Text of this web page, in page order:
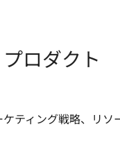
ロダクト
ティング戦略、リ